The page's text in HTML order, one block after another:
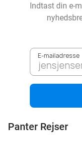
Indtast din e-
E-mailadresse
Panter Rejser